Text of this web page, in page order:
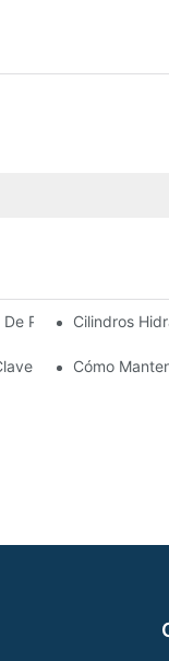
PrecisiónCilindros
Para Condiciones
Cómo